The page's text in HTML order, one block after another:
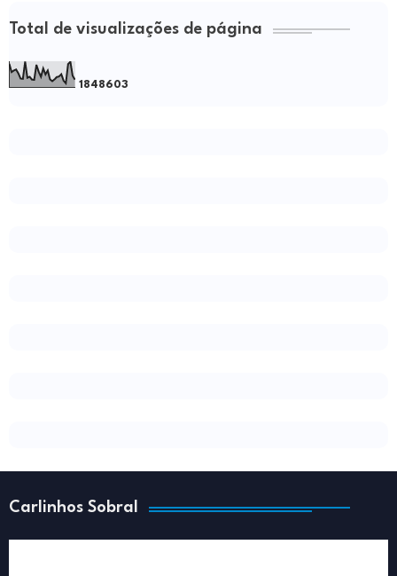
Total de visualizações de página
1 848603
Carlinhos Sobral